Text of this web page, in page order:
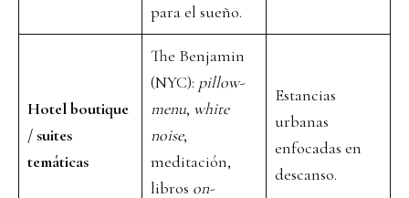
para el sueño.
Hotel boutique
/ suites
temáticas
The Benjamin
(NYC): pillow-
menu, white
noise,
meditación,
libros on-
Estancias
urbanas
enfocadas en
descanso.